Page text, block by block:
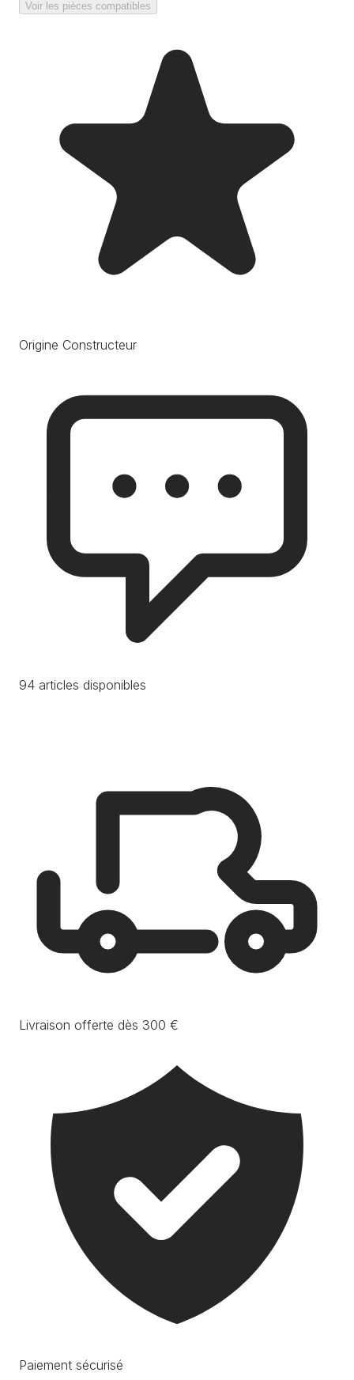
Voir les pièces compatibles
Origine Constructeur
94 articles disponibles
Livraison offerte dès 300 €
Paiement sécurisé